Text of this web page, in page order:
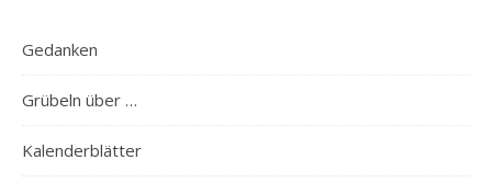
Gedanken
Grübeln über …
Kalenderblätter